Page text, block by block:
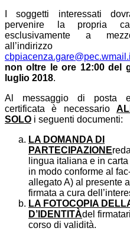
I soggetti interessati
pervenire la propria
esclusivamente a
all’indirizzo
non oltre le ore 12:00 del
luglio 2018.
Al messaggio di posta
certificata è necessario
SOLO i seguenti documenti:
LA DOMANDA DI
PARTECIPAZIONE
lingua italiana e in
in modo conforme al
allegato A) al presente
firmata a cura
LA FOTOCOPIA
D’IDENTITÀdel
corso di validità.